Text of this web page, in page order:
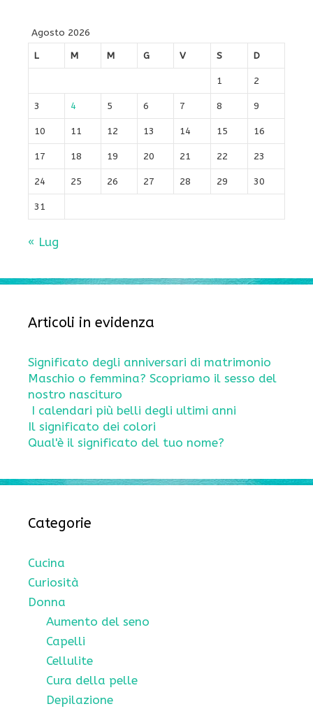
Agosto 2026
L
M M G V S D
1 2
3 4 5 6 7 8 9
10 11 12 13 14 15 16
17 18 19 20 21 22 23
24 25 26 27 28 29 30
31
« Lug
Articoli in evidenza
Significato degli anniversari di matrimonio
Maschio o femmina? Scopriamo il sesso del
nostro nascituro
I calendari più belli degli ultimi anni
Il significato dei colori
Qual'è il significato del tuo nome?
Categorie
Cucina
Curiosità
Donna
Aumento del seno
Capelli
Cellulite
Cura della pelle
Depilazione